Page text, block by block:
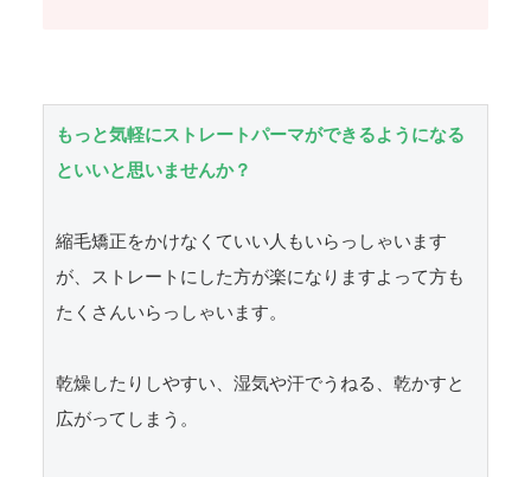
もっと気軽にストレートパーマができるようになる
といいと思いませんか？
縮毛矯正をかけなくていい人もいらっしゃいます
が、ストレートにした方が楽になりますよって方も
たくさんいらっしゃいます。
乾燥したりしやすい、湿気や汗でうねる、乾かすと
広がってしまう。